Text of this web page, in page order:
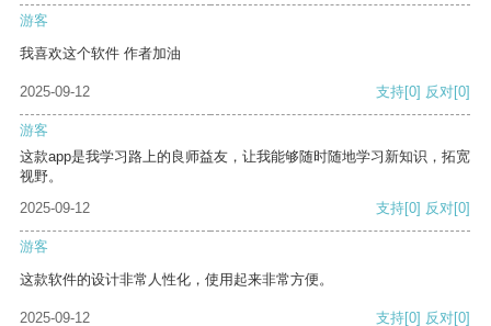
游客
我喜欢这个软件 作者加油
2025-09-12 支持[0] 反对[0]
游客
这款app是我学习路上的良师益友，让我能够随时随地学习新知识，拓宽
视野。
2025-09-12
支持[0] 反对[0]
游客
这款软件的设计非常人性化，使用起来非常方便。
2025-09-12 支持[0] 反对[0]